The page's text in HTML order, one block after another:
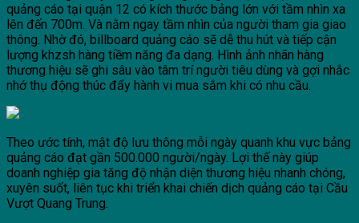
quảng cáo tại quận 12 có kích thước bảng lớn với tầm nhìn xa
lên đến 700m. Và nằm ngay tầm nhìn của người tham gia giao
thông. Nhờ đó, billboard quảng cáo sẽ dễ thu hút và tiếp cận
lượng khzsh hàng tiềm năng đa dạng. Hình ảnh nhãn hàng
thương hiệu sẽ ghi sâu vào tâm trí người tiêu dùng và gợi nhắc
nhớ thụ động thúc đẩy hành vi mua sắm khi có nhu cầu.
Theo ước tính, mật độ lưu thông mỗi ngày quanh khu vực bảng
quảng cáo đạt gần 500.000 người/ngày. Lợi thế này giúp
doanh nghiệp gia tăng độ nhận diện thương hiệu nhanh chóng,
xuyên suốt, liên tục khi triển khai chiến dịch quảng cáo tại Cầu
Vượt Quang Trung.